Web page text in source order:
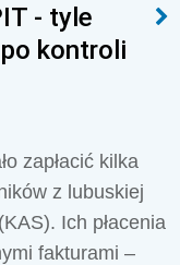
- tyle
kontroli
zapłacić kilka
z lubuskiej
Ich płacenia
fakturami –